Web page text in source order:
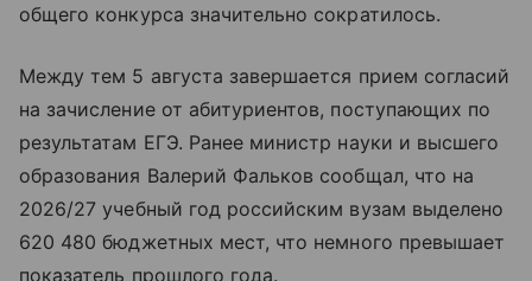
общего конкурса значительно сократилось.
Между тем 5 августа завершается прием согласий
на зачисление от абитуриентов, поступающих по
результатам ЕГЭ. Ранее министр науки и высшего
образования Валерий Фальков сообщал, что на
2026/27 учебный год российским вузам выделено
620 480 бюджетных мест, что немного превышает
показатель прошлого года.